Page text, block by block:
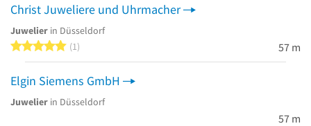
Christ Juweliere und Uhrmacher
Juwelier in Düsseldorf
5 von 5 Sternen
1 57 m
Elgin Siemens GmbH
Juwelier in Düsseldorf
57 m